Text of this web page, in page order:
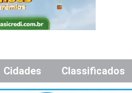
Cidades Classificados